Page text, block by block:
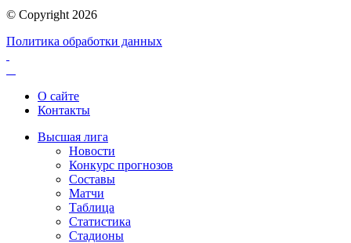
© Copyright 2026
Политика обработки данных
О сайте
Контакты
Высшая лига
Новости
Конкурс прогнозов
Составы
Матчи
Таблица
Статистика
Стадионы